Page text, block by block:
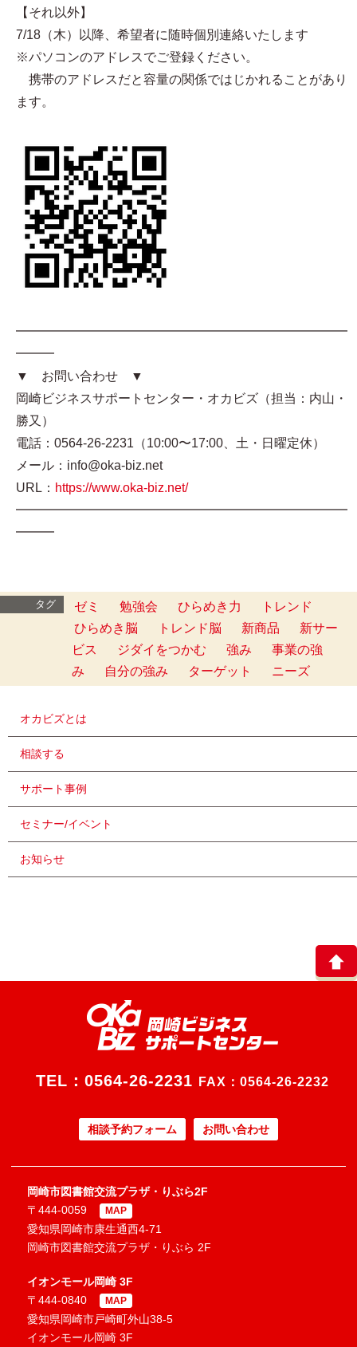
【それ以外】
7/18（木）以降、希望者に随時個別連絡いたします
※パソコンのアドレスでご登録ください。
携帯のアドレスだと容量の関係ではじかれることがあり
ます。
━━━━━━━━━━━━━━━━━━━━━━━━━━
━━━
▼ お問い合わせ ▼
岡崎ビジネスサポートセンター・オカビズ（担当：内山・
勝又）
電話：0564-26-2231（10:00〜17:00、土・日曜定休）
メール：info@oka-biz.net
URL： https://www.oka-biz.net/
━━━━━━━━━━━━━━━━━━━━━━━━━━
━━━
タグ ゼミ 勉強会 ひらめき力
トレンド
ひらめき脳
トレンド脳 新商品
新サー
ビス
ジダイをつかむ 強み
事業の強
み
自分の強み ターゲット ニーズ
オカビズとは
相談する
サポート事例
セミナー/イベント
お知らせ
TEL： 0564-26-2231 FAX：0564-26-2232
相談予約フォーム お問い合わせ
岡崎市図書館交流プラザ・りぶら2F
〒444-0059
MAP
愛知県岡崎市康生通西4-71
岡崎市図書館交流プラザ・りぶら 2F
イオンモール岡崎 3F
〒444-0840
MAP
愛知県岡崎市戸崎町外山38-5
イオンモール岡崎 3F